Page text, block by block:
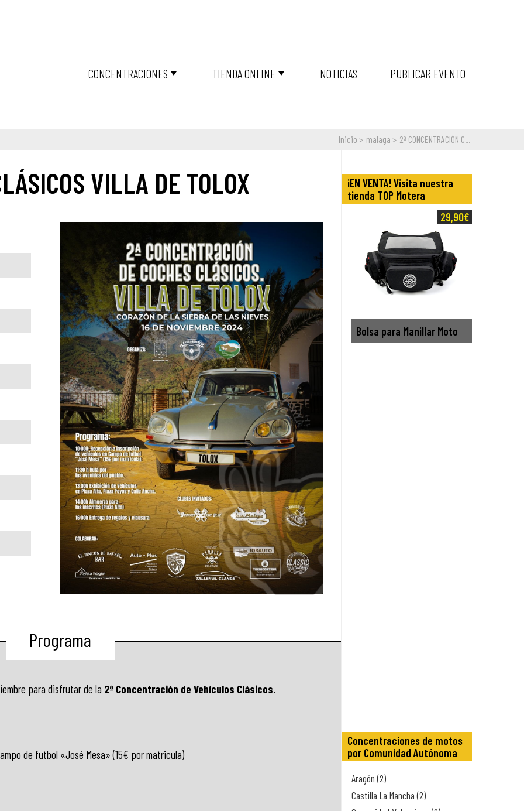
CONCENTRACIONES TIENDA ONLINE NOTICIAS PUBLICAR EVENTO
Inicio malaga 2ª CONCENTRACIÓN C...
VILLA DE TOLOX
Programa
para disfrutar de la 2ª Concentración de Vehículos Clásicos.
de futbol «José Mesa» (15€ por matricula)
¡EN VENTA! Visita nuestra
tienda TOP Motera
Bolsa para Manillar Moto
29,90€
Concentraciones de motos
por Comunidad Autónoma
Aragón (2)
Castilla La Mancha (2)